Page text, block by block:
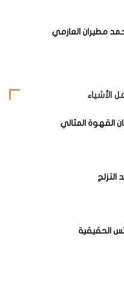
مطيران العازمي
الأشياء
القهوة المثالي
الحقيقية